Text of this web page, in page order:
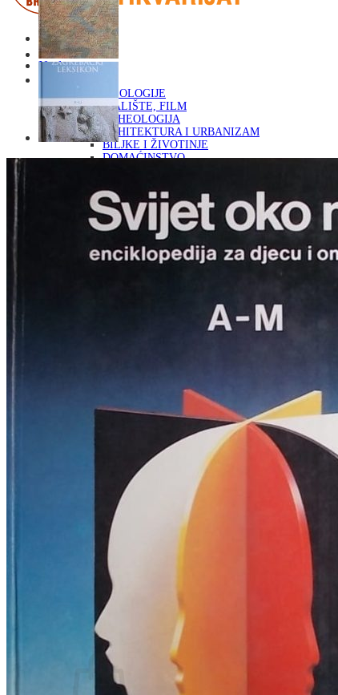
Naslovna
OD ARHEOLOGIJE
DO KAZALIŠTE, FILM
ARHEOLOGIJA
ARHITEKTURA I URBANIZAM
BILJKE I ŽIVOTINJE
DOMAĆINSTVO
FILOZOFIJA, SOCIOLOGIJA, ANTROPOLOGIJA
FOTOGRAFIJA
GLAZBENA UMJETNOST
KAZALIŠTE, FILM
OD KNJIŽEVNOST
DO RELIGIJA
POVIJEST I PUBLICISTIKA
DO ZEMLJOVIDA
RJEČNICI, GRAMATIKE, PRAVOPISI…
STRIPOVI
TEHNIČKE ZNANOSTI
TEORIJA I POVIJEST KNJIŽEVNOSTI
VEDUTE
ZAGREB
ZEMLJOVIDI